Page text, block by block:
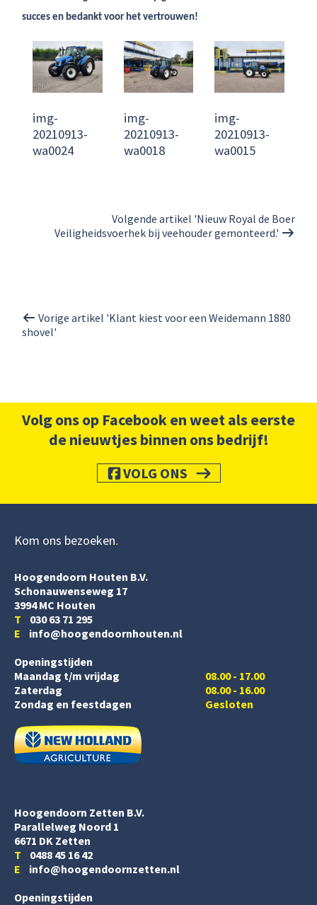
succes en bedankt voor het vertrouwen!
img-
20210913-
wa0024
img-
20210913-
wa0018
img-
20210913-
wa0015
Volgende artikel 'Nieuw Royal de Boer
Veiligheidsvoerhek bij veehouder gemonteerd.'
Vorige artikel 'Klant kiest voor een Weidemann 1880
shovel'
Volg ons op Facebook en weet als eerste
de nieuwtjes binnen ons bedrijf!
VOLG ONS
Kom ons bezoeken
Hoogendoorn Houten B.V.
Schonauwenseweg 17
3994 MC Houten
T 030 63 71 295
E info@hoogendoornhouten.nl
Openingstijden
Maandag t/m vrijdag
Zaterdag
08.00 - 17.00
08.00 - 16.00
Zondag en feestdagen
Gesloten
Hoogendoorn Zetten B.V.
Parallelweg Noord 1
6671 DK Zetten
T 0488 45 16 42
E info@hoogendoornzetten.nl
Openingstijden